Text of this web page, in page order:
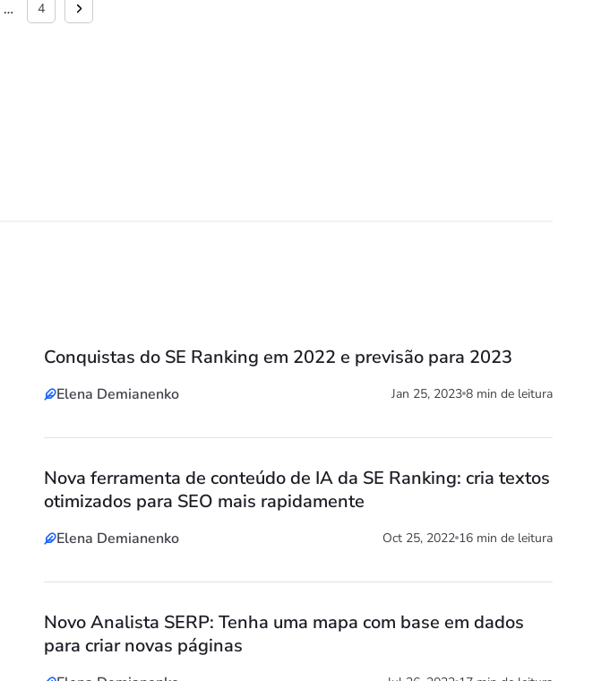
… 4
Conquistas do SE Ranking em 2022 e previsão para 2023
Elena Demianenko Jan 25, 2023 8 min de leitura
Nova ferramenta de conteúdo de IA da SE Ranking: cria textos
otimizados para SEO mais rapidamente
Elena Demianenko Oct 25, 2022 16 min de leitura
Novo Analista SERP: Tenha uma mapa com base em dados
para criar novas páginas